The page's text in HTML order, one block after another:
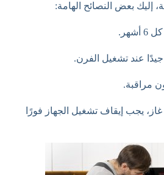
إليك بعض النصائح الهامة:
كل 6 أشهر.
عند تشغيل الفرن.
مراقبة.
يجب إيقاف تشغيل الجهاز فورًا